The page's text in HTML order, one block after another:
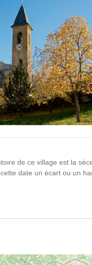
de ce village est la
date un écart ou un